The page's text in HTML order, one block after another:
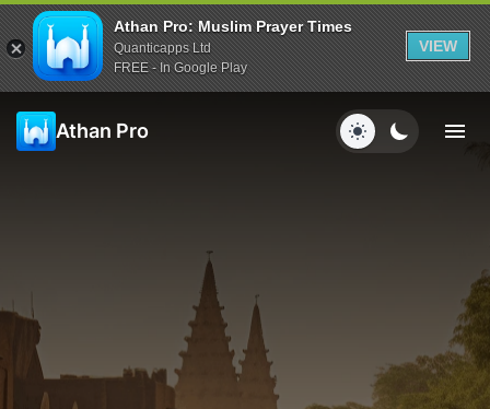
Athan Pro: Muslim Prayer Times
Quanticapps Ltd
FREE - In Google Play
VIEW
Athan Pro